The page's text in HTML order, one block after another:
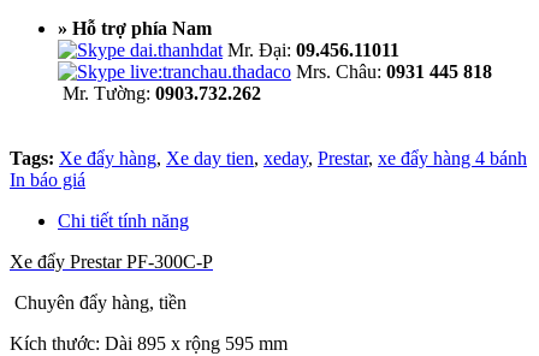
» Hỗ trợ phía Nam
Mr. Đại: 09.456.11011
Mrs. Châu: 0931 445 818
Mr. Tường: 0903.732.262
Tags: Xe đẩy hàng, Xe day tien, xeday, Prestar, xe đẩy hàng 4 bánh
In báo giá
Chi tiết tính năng
Xe đẩy Prestar PF-300C-P
Chuyên đẩy hàng, tiền
Kích thước: Dài 895 x rộng 595 mm